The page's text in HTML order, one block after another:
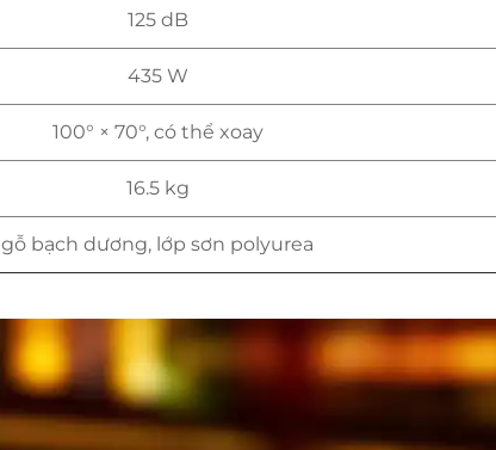
125 dB
435 W
100° × 70°, có thể xoay
16.5 kg
gỗ bạch dương, lớp sơn polyurea